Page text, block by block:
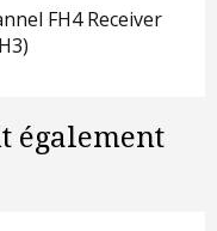
FH4 Receiver
également